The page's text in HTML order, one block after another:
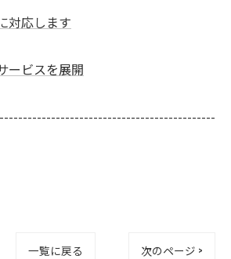
対応します
ービスを展開
一覧に戻る 次のページ >